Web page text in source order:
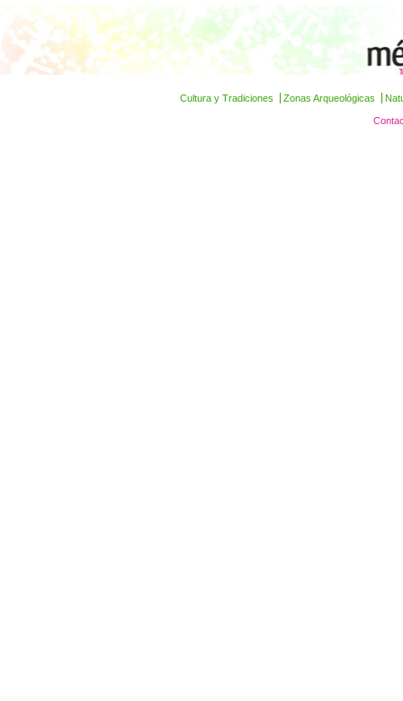
Cultura y Tradiciones Zonas Arqueológicas